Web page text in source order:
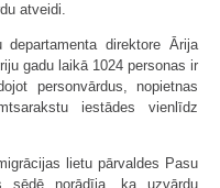
atveidi.
departamenta direktore Ārija
gadu laikā 1024 personas ir
personvārdus, nopietnas
iestādes vienlīdz
lietu pārvaldes Pasu
sēdē norādīja, ka uzvārdu